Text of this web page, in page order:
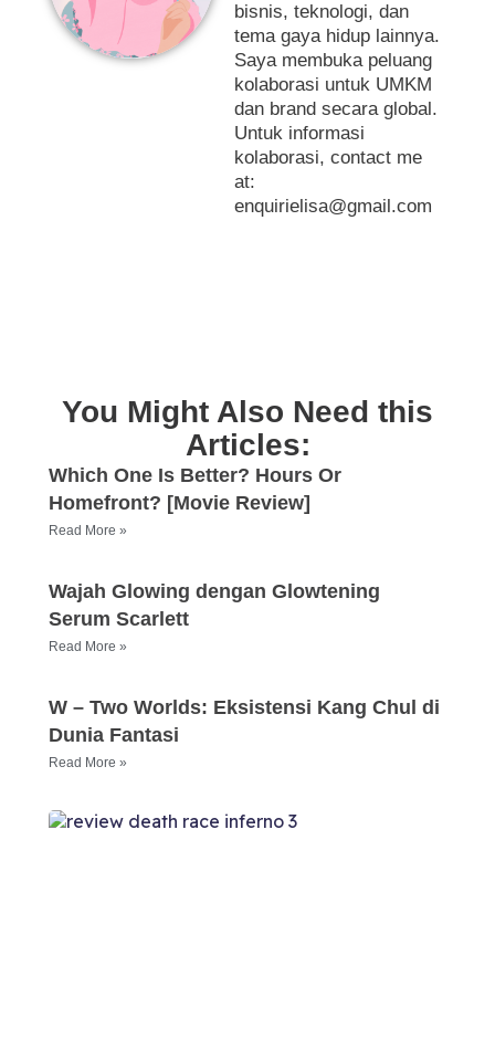
bisnis, teknologi, dan
tema gaya hidup lainnya.
Saya membuka peluang
kolaborasi untuk UMKM
dan brand secara global.
Untuk informasi
kolaborasi, contact me
at:
enquirielisa@gmail.com
You Might Also Need this
Articles:
Which One Is Better? Hours Or
Homefront? [Movie Review]
Read More »
Wajah Glowing dengan Glowtening
Serum Scarlett
Read More »
W – Two Worlds: Eksistensi Kang Chul di
Dunia Fantasi
Read More »